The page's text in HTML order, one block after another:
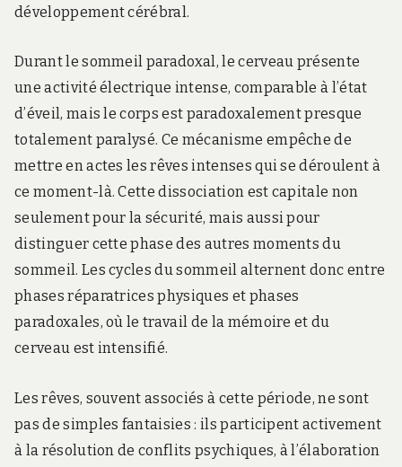
développement cérébral.
Durant le sommeil paradoxal, le cerveau présente
une activité électrique intense, comparable à l’état
d’éveil, mais le corps est paradoxalement presque
totalement paralysé. Ce mécanisme empêche de
mettre en actes les rêves intenses qui se déroulent à
ce moment-là. Cette dissociation est capitale non
seulement pour la sécurité, mais aussi pour
distinguer cette phase des autres moments du
sommeil. Les cycles du sommeil alternent donc entre
phases réparatrices physiques et phases
paradoxales, où le travail de la mémoire et du
cerveau est intensifié.
Les rêves, souvent associés à cette période, ne sont
pas de simples fantaisies : ils participent activement
à la résolution de conflits psychiques, à l’élaboration